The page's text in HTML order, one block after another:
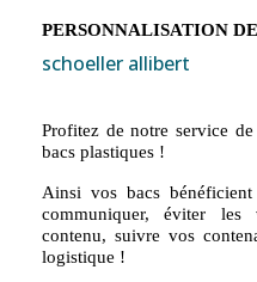
PERSONNALISATION
schoeller allibert
Profitez de notre service
bacs plastiques !
Ainsi vos bacs
communiquer, éviter
contenu, suivre vos
logistique !